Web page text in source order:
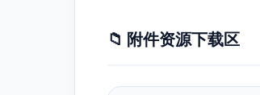
📁 附件资源下载区